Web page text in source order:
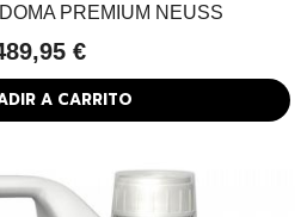
PREMIUM NEUSS
€
A CARRITO